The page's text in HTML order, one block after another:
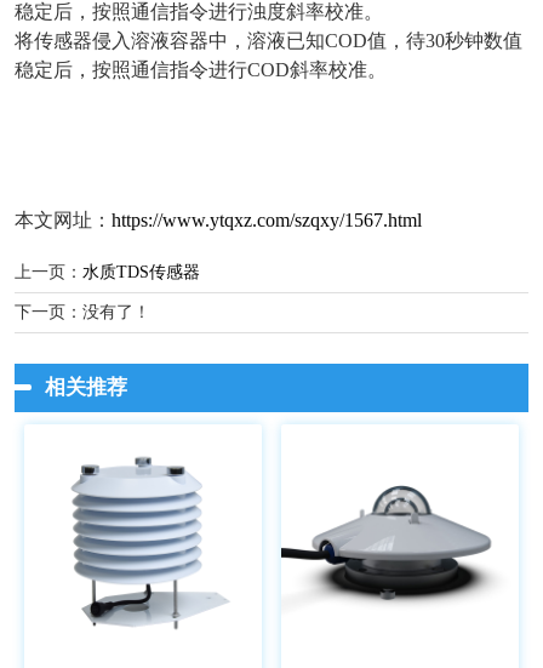
稳定后，按照通信指令进行浊度斜率校准。
将传感器侵入溶液容器中，溶液已知COD值，待30秒钟数值
稳定后，按照通信指令进行COD斜率校准。
本文网址： https://www.ytqxz.com/szqxy/1567.html
上一页： 水质TDS传感器
下一页：没有了！
相关推荐